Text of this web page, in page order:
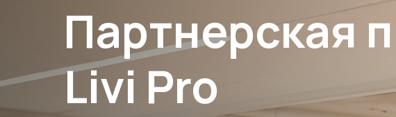
Партнерская
Livi Pro